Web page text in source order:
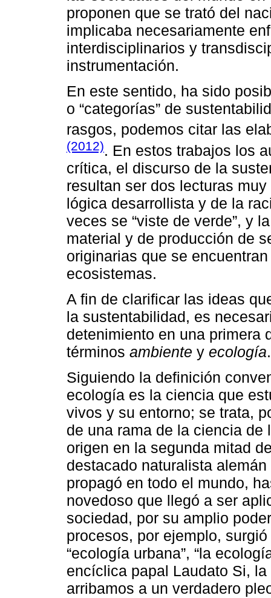
proponen que se trató del
implicaba necesariamente
interdisciplinarios y
instrumentación.
En este sentido, ha sido
o “categorías” de
rasgos, podemos citar las
(2012). En estos trabajos los
crítica, el discurso de la
resultan ser dos lecturas
lógica desarrollista y de la
veces se “viste de verde”, y
material y de producción de
originarias que se
ecosistemas.
A fin de clarificar las ideas
la sustentabilidad, es
detenimiento en una primera
términos ambiente y ecología.
Siguiendo la definición
ecología es la ciencia que
vivos y su entorno; se trata,
de una rama de la ciencia
origen en la segunda mitad
destacado naturalista
propagó en todo el mundo,
novedoso que llegó a ser
sociedad, por su amplio
procesos, por ejemplo,
“ecología urbana”, “la
encíclica papal Laudato Si, la
arribamos a un verdadero